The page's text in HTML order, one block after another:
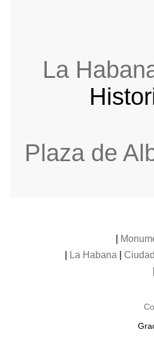
La
Plaza de
La Habana